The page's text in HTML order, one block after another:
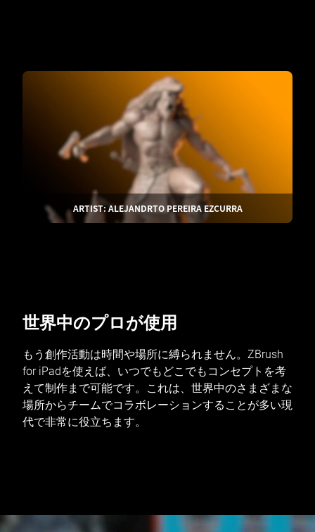
ARTIST: ALEJANDRTO PEREIRA EZCURRA
世界中のプロが使用
もう創作活動は時間や場所に縛られません。ZBrush
for iPadを使えば、いつでもどこでもコンセプトを考
えて制作まで可能です。これは、世界中のさまざまな
場所からチームでコラボレーションすることが多い現
代で非常に役立ちます。